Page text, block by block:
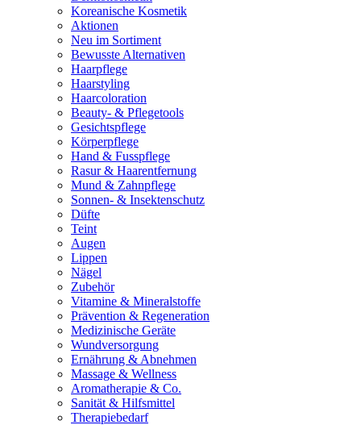
Koreanische Kosmetik
Aktionen
Neu im Sortiment
Bewusste Alternativen
Haarpflege
Haarstyling
Haarcoloration
Beauty- & Pflegetools
Gesichtspflege
Körperpflege
Hand & Fusspflege
Rasur & Haarentfernung
Mund & Zahnpflege
Sonnen- & Insektenschutz
Düfte
Teint
Augen
Lippen
Nägel
Zubehör
Vitamine & Mineralstoffe
Prävention & Regeneration
Medizinische Geräte
Wundversorgung
Ernährung & Abnehmen
Massage & Wellness
Aromatherapie & Co.
Sanität & Hilfsmittel
Therapiebedarf